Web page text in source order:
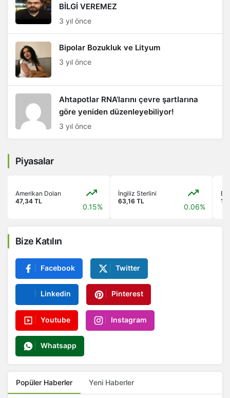
BİLGİ VEREMEZ
3 yıl önce
Bipolar Bozukluk ve Lityum
3 yıl önce
Ahtapotlar RNA’larını çevre şartlarına
göre yeniden düzenleyebiliyor!
3 yıl önce
Piyasalar
Amerikan Doları
47,34 TL
0.15%
İngiliz Sterlini
63,16 TL
0.06%
Bize Katılın
Facebook Twitter
Linkedin Pinterest
Youtube Instagram
Whatsapp
Popüler Haberler Yeni Haberler